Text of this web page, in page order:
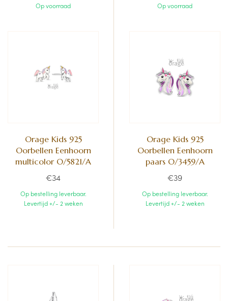
Op voorraad Op voorraad
Orage Kids 925
Oorbellen Eenhoorn
multicolor O/5821/A
€34
Op bestelling leverbaar.
Levertijd +/- 2 weken
Orage Kids 925
Oorbellen Eenhoorn
paars O/3459/A
€39
Op bestelling leverbaar.
Levertijd +/- 2 weken